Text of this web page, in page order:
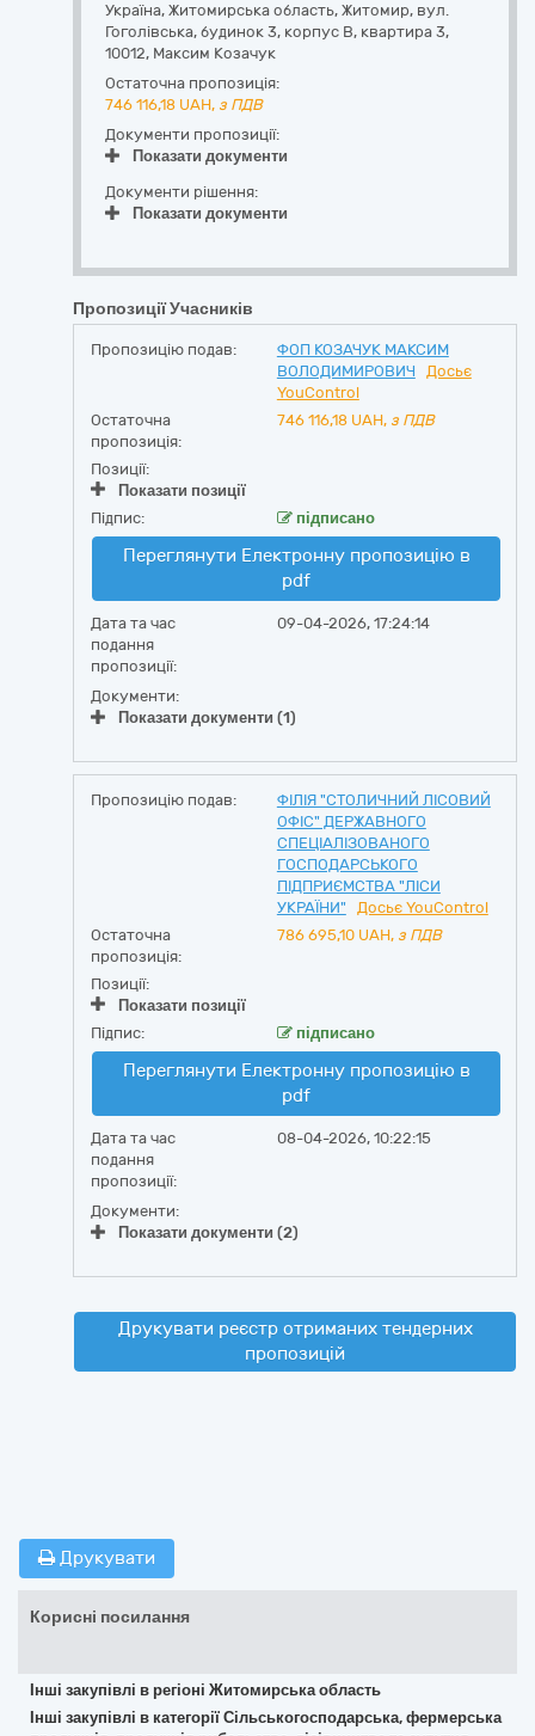
Україна, Житомирська область, Житомир, вул.
Гоголівська, будинок 3, корпус В, квартира 3,
10012, Максим Козачук
Остаточна пропозиція:
746 116,18 UAH, з ПДВ
Документи пропозиції:
Показати документи
Документи рішення:
Показати документи
Пропозиції Учасників
Пропозицію подав:
ФОП КОЗАЧУК МАКСИМ
ВОЛОДИМИРОВИЧ
Досьє
YouControl
Остаточна
пропозиція:
746 116,18 UAH, з ПДВ
Позиції:
Показати позиції
Підпис:
підписано
Переглянути Електронну пропозицію в
pdf
Дата та час
подання
пропозиції:
09-04-2026, 17:24:14
Документи:
Показати документи (1)
Пропозицію подав:
ФІЛІЯ "СТОЛИЧНИЙ ЛІСОВИЙ
ОФІС" ДЕРЖАВНОГО
СПЕЦІАЛІЗОВАНОГО
ГОСПОДАРСЬКОГО
ПІДПРИЄМСТВА "ЛІСИ
УКРАЇНИ"
Досьє YouControl
Остаточна
пропозиція:
786 695,10 UAH, з ПДВ
Позиції:
Показати позиції
Підпис:
підписано
Переглянути Електронну пропозицію в
pdf
Дата та час
подання
пропозиції:
08-04-2026, 10:22:15
Документи:
Показати документи (2)
Друкувати реєстр отриманих тендерних
пропозицій
Друкувати
Корисні посилання
Інші закупівлі в регіоні Житомирська область
Інші закупівлі в категорії Сільськогосподарська, фермерська